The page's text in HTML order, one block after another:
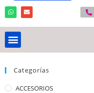
Categorías
ACCESORIOS